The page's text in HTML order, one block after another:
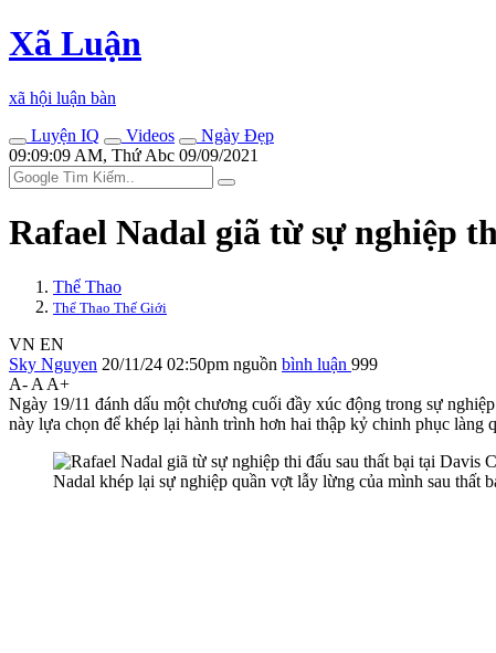
Xã Luận
xã hội luận bàn
Luyện IQ
Videos
Ngày Đẹp
09:09:09 AM, Thứ Abc 09/09/2021
Rafael Nadal giã từ sự nghiệp
Thể Thao
Thể Thao Thế Giới
VN EN
Sky Nguyen 20/11/24 02:50pm nguồn bình luận 999
A- A A+
Ngày 19/11 đánh dấu một chương cuối đầy xúc động trong sự
này lựa chọn để khép lại hành trình hơn hai thập kỷ chinh phục làng
Nadal khép lại sự nghiệp quần vợt lẫy lừng của mình sau thất